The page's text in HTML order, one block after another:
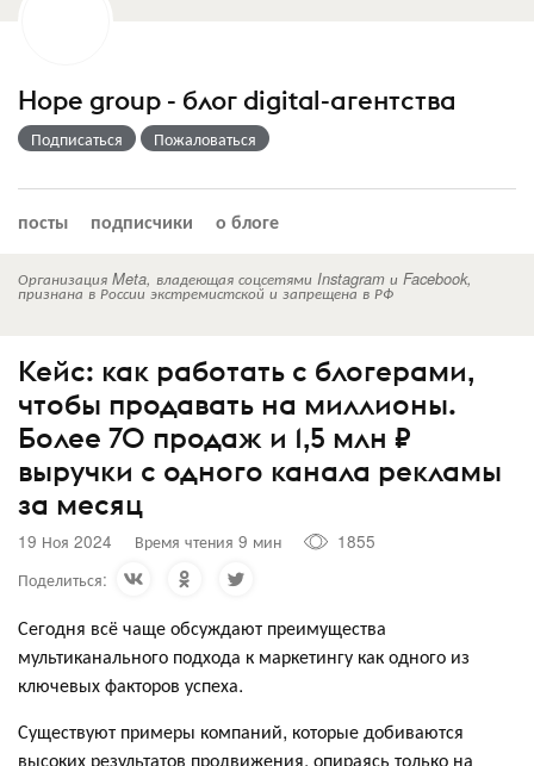
Hope group - блог digital-агентства
Подписаться Пожаловаться
посты подписчики о блоге
Организация Meta, владеющая соцсетями Instagram и Facebook,
признана в России экстремистской и запрещена в РФ
Кейс: как работать с блогерами,
чтобы продавать на миллионы.
Более 70 продаж и 1,5 млн ₽
выручки с одного канала рекламы
за месяц
19 Ноя 2024 Время чтения 9 мин
1855
Поделиться:
Сегодня всё чаще обсуждают преимущества
мультиканального подхода к маркетингу как одного из
ключевых факторов успеха.
Существуют примеры компаний, которые добиваются
высоких результатов продвижения, опираясь только на